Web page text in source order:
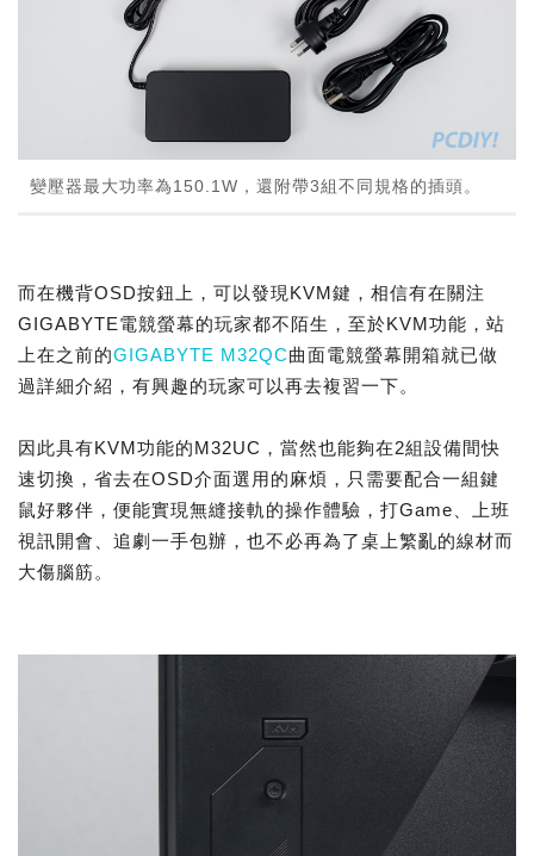
變壓器最大功率為150.1W，還附帶3組不同規格的插頭。
而在機背OSD按鈕上，可以發現KVM鍵，相信有在關注
GIGABYTE電競螢幕的玩家都不陌生，至於KVM功能，站
上在之前的GIGABYTE M32QC曲面電競螢幕開箱就已做
過詳細介紹，有興趣的玩家可以再去複習一下。
因此具有KVM功能的M32UC，當然也能夠在2組設備間快
速切換，省去在OSD介面選用的麻煩，只需要配合一組鍵
鼠好夥伴，便能實現無縫接軌的操作體驗，打Game、上班
視訊開會、追劇一手包辦，也不必再為了桌上繁亂的線材而
大傷腦筋。